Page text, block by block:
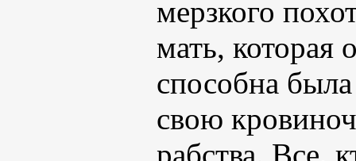
мерзкого
мать, которая
способна
свою